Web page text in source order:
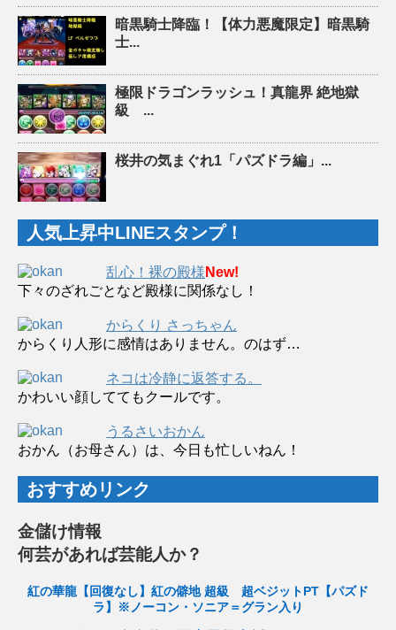
暗黒騎士降臨！【体力悪魔限定】暗黒騎
士...
極限ドラゴンラッシュ！真龍界 絶地獄
級 ...
桜井の気まぐれ1「パズドラ編」...
人気上昇中LINEスタンプ！
乱心！裸の殿様 New!
下々のざれごとなど殿様に関係なし！
からくり さっちゃん
からくり人形に感情はありません。のはず…
ネコは冷静に返答する。
かわいい顔しててもクールです。
うるさいおかん
おかん（お母さん）は、今日も忙しいねん！
おすすめリンク
金儲け情報
何芸があれば芸能人か？
紅の華龍【回復なし】紅の僻地 超級 超ベジットPT【パズド
ラ】※ノーコン・ソニア＝グラン入り